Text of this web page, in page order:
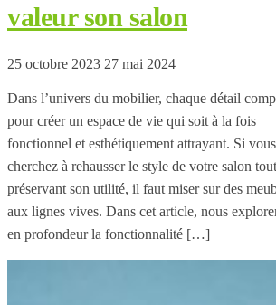
valeur son salon
25 octobre 2023 27 mai 2024
Dans l’univers du mobilier, chaque détail
pour créer un espace de vie qui soit à la fois
fonctionnel et esthétiquement attrayant. Si vous
cherchez à rehausser le style de votre salon
préservant son utilité, il faut miser sur des
aux lignes vives. Dans cet article, nous
en profondeur la fonctionnalité […]